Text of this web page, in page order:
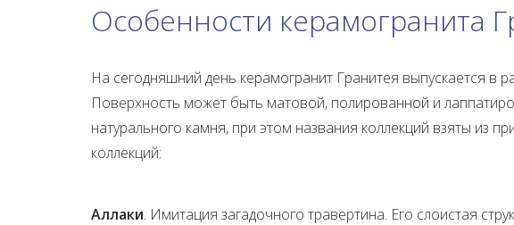
Особенности керамогранита
На сегодняшний день керамогранит Гранитея выпускается в
Поверхность может быть матовой, полированной и
натурального камня, при этом названия коллекций взяты из
коллекций:
Аллаки. Имитация загадочного травертина. Его слоистая